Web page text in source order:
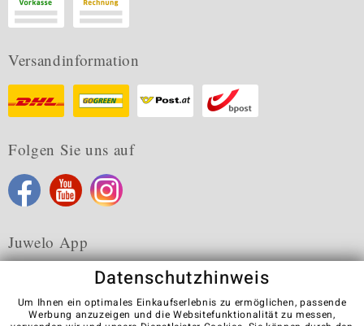
Versandinformation
Folgen Sie uns auf
Juwelo App
Datenschutzhinweis
Um Ihnen ein optimales Einkaufserlebnis zu ermöglichen, passende
Werbung anzuzeigen und die Websitefunktionalität zu messen,